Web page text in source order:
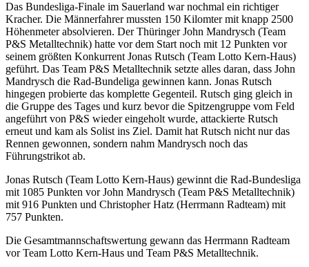
Das Bundesliga-Finale im Sauerland war nochmal ein richtiger
Kracher. Die Männerfahrer mussten 150 Kilomter mit knapp 2500
Höhenmeter absolvieren. Der Thüringer John Mandrysch (Team
P&S Metalltechnik) hatte vor dem Start noch mit 12 Punkten vor
seinem größten Konkurrent Jonas Rutsch (Team Lotto Kern-Haus)
geführt. Das Team P&S Metalltechnik setzte alles daran, dass John
Mandrysch die Rad-Bundeliga gewinnen kann. Jonas Rutsch
hingegen probierte das komplette Gegenteil. Rutsch ging gleich in
die Gruppe des Tages und kurz bevor die Spitzengruppe vom Feld
angeführt von P&S wieder eingeholt wurde, attackierte Rutsch
erneut und kam als Solist ins Ziel. Damit hat Rutsch nicht nur das
Rennen gewonnen, sondern nahm Mandrysch noch das
Führungstrikot ab.
Jonas Rutsch (Team Lotto Kern-Haus) gewinnt die Rad-Bundesliga
mit 1085 Punkten vor John Mandrysch (Team P&S Metalltechnik)
mit 916 Punkten und Christopher Hatz (Herrmann Radteam) mit
757 Punkten.
Die Gesamtmannschaftswertung gewann das Herrmann Radteam
vor Team Lotto Kern-Haus und Team P&S Metalltechnik.